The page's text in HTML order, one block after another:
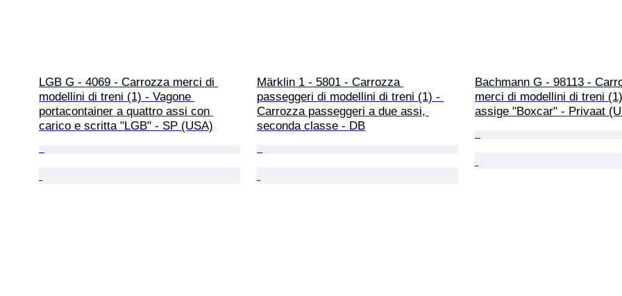
LGB G - 4069 - Carrozza merci di
modellini di treni (1) - Vagone
portacontainer a quattro assi con
carico e scritta "LGB" - SP (USA)
Märklin 1 - 5801 - Carrozza
passeggeri di modellini di treni (1) -
Carrozza passeggeri a due assi,
seconda classe - DB
Bachmann G - 98113 -
merci di modellini di treni
assige "Boxcar" - Privaat